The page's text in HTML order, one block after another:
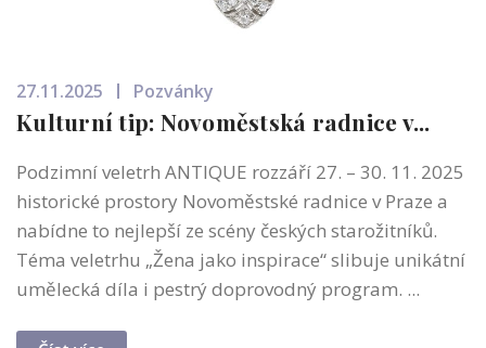
27.11.2025 Pozvánky
Kulturní tip: Novoměstská radnice v...
Podzimní veletrh ANTIQUE rozzáří 27. – 30. 11. 2025
historické prostory Novoměstské radnice v Praze a
nabídne to nejlepší ze scény českých starožitníků.
Téma veletrhu „Žena jako inspirace“ slibuje unikátní
umělecká díla i pestrý doprovodný program. ...